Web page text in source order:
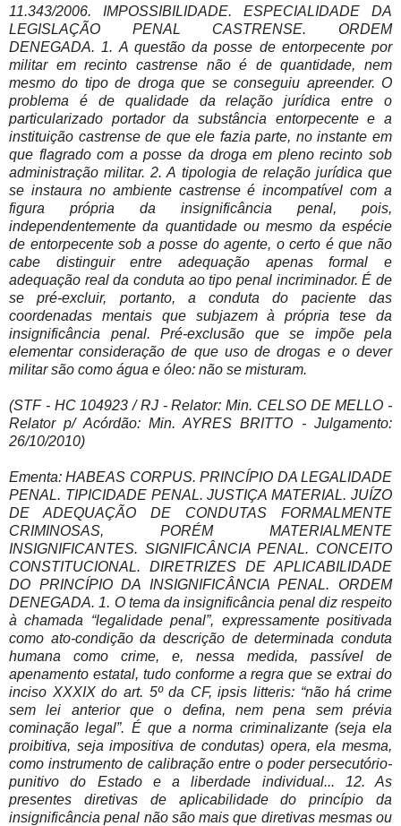
11.343/2006. IMPOSSIBILIDADE. ESPECIALIDADE DA
LEGISLAÇÃO PENAL CASTRENSE. ORDEM
DENEGADA. 1. A questão da posse de entorpecente por
militar em recinto castrense não é de quantidade, nem
mesmo do tipo de droga que se conseguiu apreender. O
problema é de qualidade da relação jurídica entre o
particularizado portador da substância entorpecente e a
instituição castrense de que ele fazia parte, no instante em
que flagrado com a posse da droga em pleno recinto sob
administração militar. 2. A tipologia de relação jurídica que
se instaura no ambiente castrense é incompatível com a
figura própria da insignificância penal, pois,
independentemente da quantidade ou mesmo da espécie
de entorpecente sob a posse do agente, o certo é que não
cabe distinguir entre adequação apenas formal e
adequação real da conduta ao tipo penal incriminador. É de
se pré-excluir, portanto, a conduta do paciente das
coordenadas mentais que subjazem à própria tese da
insignificância penal. Pré-exclusão que se impõe pela
elementar consideração de que uso de drogas e o dever
militar são como água e óleo: não se misturam.
(STF - HC 104923 / RJ - Relator: Min. CELSO DE MELLO -
Relator p/ Acórdão: Min. AYRES BRITTO - Julgamento:
26/10/2010)
Ementa: HABEAS CORPUS. PRINCÍPIO DA LEGALIDADE
PENAL. TIPICIDADE PENAL. JUSTIÇA MATERIAL. JUÍZO
DE ADEQUAÇÃO DE CONDUTAS FORMALMENTE
CRIMINOSAS, PORÉM MATERIALMENTE
INSIGNIFICANTES. SIGNIFICÂNCIA PENAL. CONCEITO
CONSTITUCIONAL. DIRETRIZES DE APLICABILIDADE
DO PRINCÍPIO DA INSIGNIFICÂNCIA PENAL. ORDEM
DENEGADA. 1. O tema da insignificância penal diz respeito
à chamada “legalidade penal”, expressamente positivada
como ato-condição da descrição de determinada conduta
humana como crime, e, nessa medida, passível de
apenamento estatal, tudo conforme a regra que se extrai do
inciso XXXIX do art. 5º da CF, ipsis litteris: “não há crime
sem lei anterior que o defina, nem pena sem prévia
cominação legal”. É que a norma criminalizante (seja ela
proibitiva, seja impositiva de condutas) opera, ela mesma,
como instrumento de calibração entre o poder persecutório-
punitivo do Estado e a liberdade individual... 12. As
presentes diretivas de aplicabilidade do princípio da
insignificância penal não são mais que diretivas mesmas ou